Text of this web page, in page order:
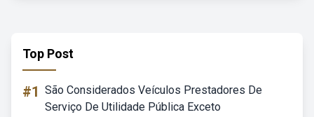
Top Post
#1 São Considerados Veículos Prestadores De
Serviço De Utilidade Pública Exceto